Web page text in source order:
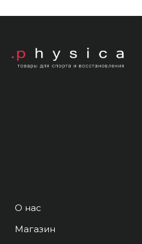
О нас
Магазин